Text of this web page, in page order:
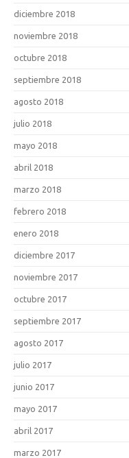
diciembre 2018
noviembre 2018
octubre 2018
septiembre 2018
agosto 2018
julio 2018
mayo 2018
abril 2018
marzo 2018
febrero 2018
enero 2018
diciembre 2017
noviembre 2017
octubre 2017
septiembre 2017
agosto 2017
julio 2017
junio 2017
mayo 2017
abril 2017
marzo 2017